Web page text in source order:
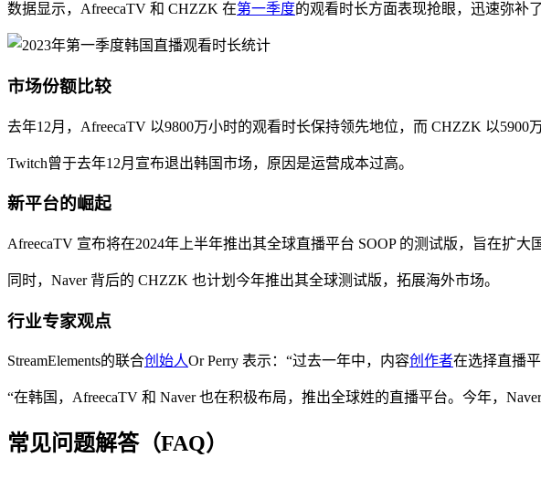
数据显示，AfreecaTV 和 CHZZK 在第一季度的观看时长方面表现抢眼，迅速弥补
市场份额比较
去年12月，AfreecaTV 以9800万小时的观看时长保持领先地位，而 CHZZK 以5900
Twitch曾于去年12月宣布退出韩国市场，原因是运营成本过高。
新平台的崛起
AfreecaTV 宣布将在2024年上半年推出其全球直播平台 SOOP 的测试版，旨在扩大
同时，Naver 背后的 CHZZK 也计划今年推出其全球测试版，拓展海外市场。
行业专家观点
StreamElements的联合创始人Or Perry 表示：“过去一年中，内容创作者在选择直播
“在韩国，AfreecaTV 和 Naver 也在积极布局，推出全球姓的直播平台。今年，
常见问题解答（FAQ）